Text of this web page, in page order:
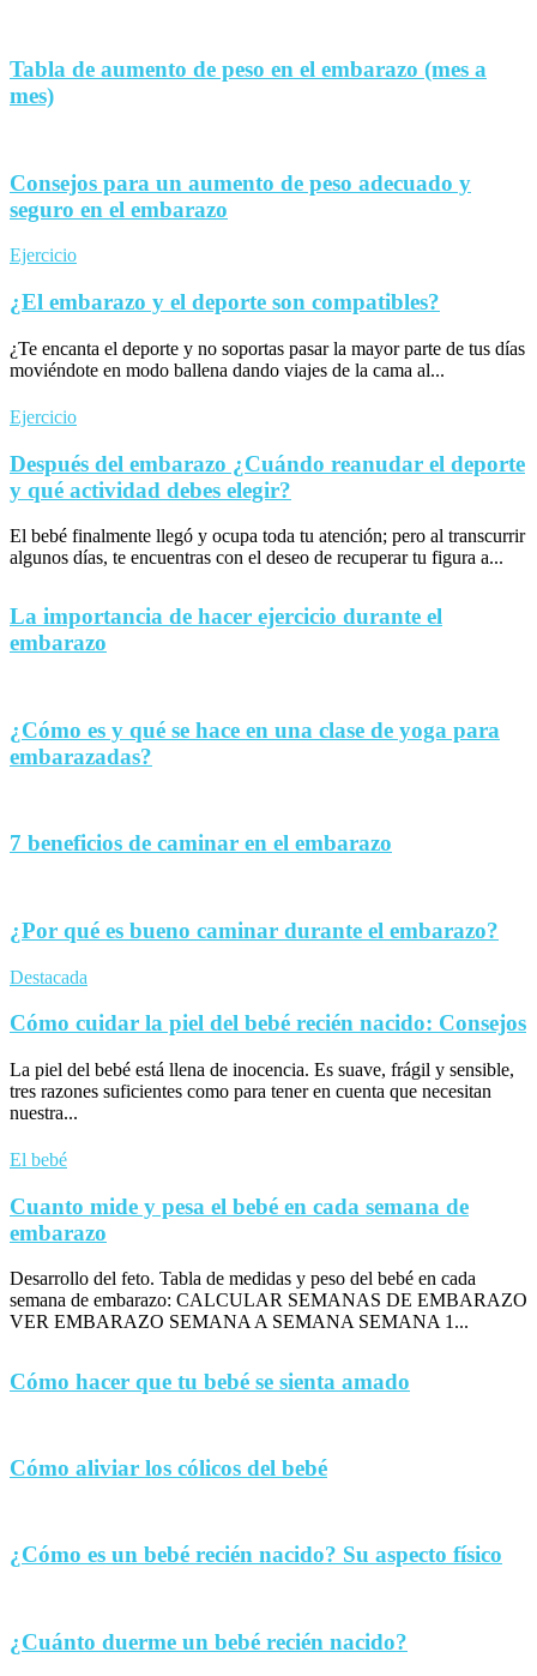
Tabla de aumento de peso en el embarazo (mes a
mes)
Consejos para un aumento de peso adecuado y
seguro en el embarazo
Ejercicio
¿El embarazo y el deporte son compatibles?
¿Te encanta el deporte y no soportas pasar la mayor parte de tus días
moviéndote en modo ballena dando viajes de la cama al...
Ejercicio
Después del embarazo ¿Cuándo reanudar el deporte
y qué actividad debes elegir?
El bebé finalmente llegó y ocupa toda tu atención; pero al transcurrir
algunos días, te encuentras con el deseo de recuperar tu figura a...
La importancia de hacer ejercicio durante el
embarazo
¿Cómo es y qué se hace en una clase de yoga para
embarazadas?
7 beneficios de caminar en el embarazo
¿Por qué es bueno caminar durante el embarazo?
Destacada
Cómo cuidar la piel del bebé recién nacido: Consejos
La piel del bebé está llena de inocencia. Es suave, frágil y sensible,
tres razones suficientes como para tener en cuenta que necesitan
nuestra...
El bebé
Cuanto mide y pesa el bebé en cada semana de
embarazo
Desarrollo del feto. Tabla de medidas y peso del bebé en cada
semana de embarazo: CALCULAR SEMANAS DE EMBARAZO
VER EMBARAZO SEMANA A SEMANA SEMANA 1...
Cómo hacer que tu bebé se sienta amado
Cómo aliviar los cólicos del bebé
¿Cómo es un bebé recién nacido? Su aspecto físico
¿Cuánto duerme un bebé recién nacido?